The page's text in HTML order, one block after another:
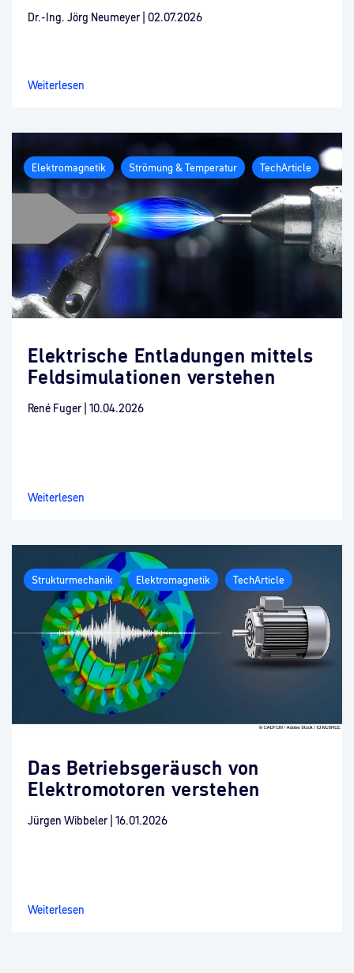
Dr.-Ing. Jörg Neumeyer | 02.07.2026
Weiterlesen
Elektromagnetik Strömung & Temperatur TechArticle
Elektrische Entladungen mittels
Feldsimulationen verstehen
René Fuger | 10.04.2026
Weiterlesen
Strukturmechanik Elektromagnetik TechArticle
Das Betriebsgeräusch von
Elektromotoren verstehen
Jürgen Wibbeler 16.01.2026
Weiterlesen